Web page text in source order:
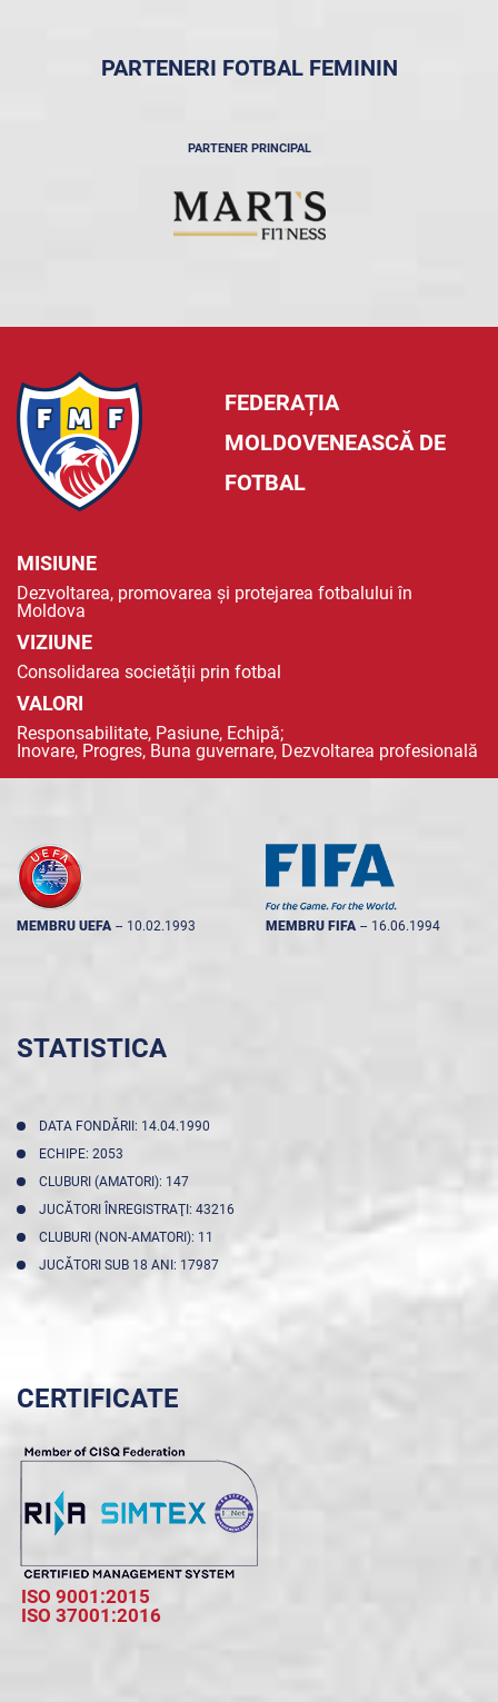
PARTENERI FOTBAL FEMININ
PARTENER PRINCIPAL
FEDERAȚIA
MOLDOVENEASCĂ DE
FOTBAL
MISIUNE
Dezvoltarea, promovarea și protejarea fotbalului în
Moldova
VIZIUNE
Consolidarea societății prin fotbal
VALORI
Responsabilitate, Pasiune, Echipă;
Inovare, Progres, Buna guvernare, Dezvoltarea profesională
MEMBRU UEFA -- 10.02.1993 MEMBRU FIFA -- 16.06.1994
STATISTICA
DATA FONDĂRII: 14.04.1990
ECHIPE: 2053
CLUBURI (AMATORI): 147
JUCĂTORI ÎNREGISTRAŢI: 43216
CLUBURI (NON-AMATORI): 11
JUCĂTORI SUB 18 ANI: 17987
CERTIFICATE
ISO 9001:2015
ISO 37001:2016